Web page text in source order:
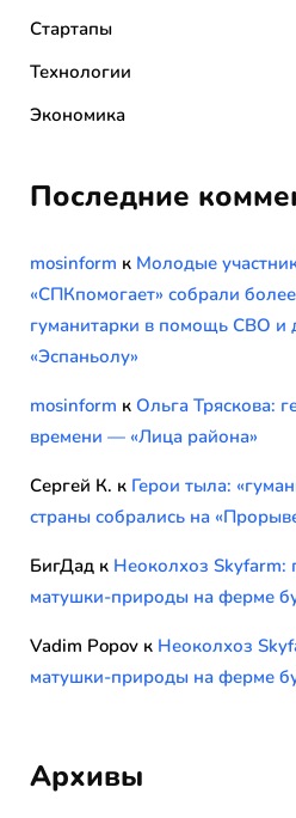
Стартапы
Технологии
Экономика
Последние
mosinform к Молодые
«СПКпомогает» собрали
гуманитарки в помощь СВО и
«Эспаньолу»
mosinform к Ольга Тряскова:
времени — «Лица района»
Сергей К. к Герои тыла:
страны собрались на
БигДад к Неоколхоз Skyfarm:
матушки-природы на ферме
Vadim Popov к Неоколхоз
матушки-природы на ферме
Архивы